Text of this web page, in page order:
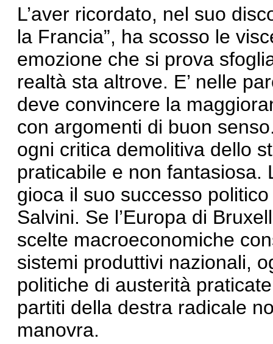
L’aver ricordato, nel suo
la Francia”, ha scosso le
emozione che si prova
realtà sta altrove. E’ nelle
deve convincere la
con argomenti di buon
ogni critica demolitiva dello
praticabile e non fantasiosa.
gioca il suo successo
Salvini. Se l’Europa di
scelte macroeconomiche
sistemi produttivi nazionali,
politiche di austerità
partiti della destra radicale
manovra.